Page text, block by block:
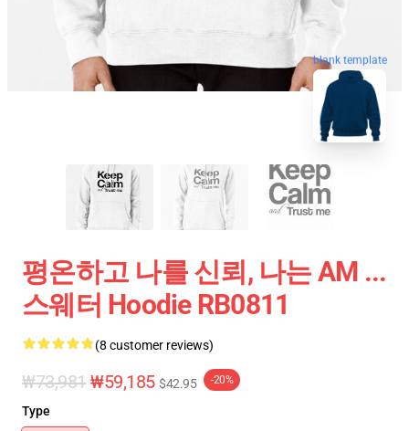
blank template
평온하고 나를 신뢰, 나는 AM ...
스웨터 Hoodie RB0811
(8 customer reviews)
₩73,981 ₩59,185 $42.95 -20%
Type